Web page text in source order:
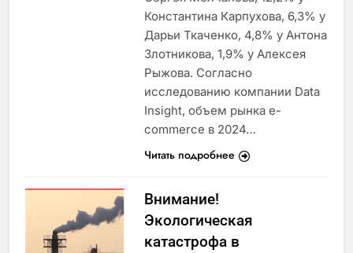
Константина Карпухова, 6,3% у
Дарьи Ткаченко, 4,8% у Антона
Злотникова, 1,9% у Алексея
Рыжова. Согласно
исследованию компании Data
Insight, объем рынка e-
commerce в 2024…
Читать подробнее
Внимание!
Экологическая
катастрофа в